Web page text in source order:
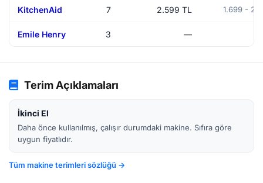
KitchenAid 7 2.599 TL 1.699 -
Emile Henry 3 —
Terim Açıklamaları
İkinci El
Daha önce kullanılmış, çalışır durumdaki makine. Sıfıra göre
uygun fiyatlıdır.
Tüm makine terimleri sözlüğü →